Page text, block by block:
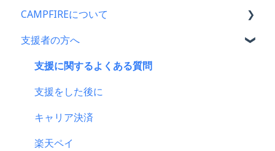
CAMPFIREについて
CAMPFIRE各種制度の規約について
CAMPFIREふるさと納税について
はじめての方へ
登録情報に関するよくある質問
新規会員登録・ログイン・ログアウトについて
支援者の方へ
支援に関するよくある質問
支援をした後に
キャリア決済
楽天ペイ